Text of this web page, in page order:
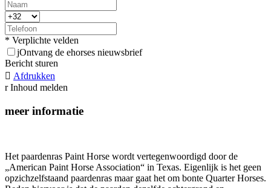
* Verplichte velden
jOntvang de ehorses nieuwsbrief
Bericht sturen
 Afdrukken
r Inhoud melden
meer informatie
Het paardenras Paint Horse wordt vertegenwoordigd door de
„American Paint Horse Association“ in Texas. Eigenlijk is het geen
opzichzelfstaand paardenras maar gaat het om bonte Quarter Horses.